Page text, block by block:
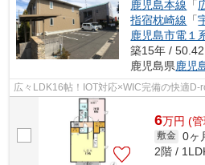
鹿児島本線 「
指宿枕崎線 「
鹿児島市電１
築15年 / 50.42
鹿児島県鹿児
広々LDK16帖！IOT対応×WIC完備の快適D-
6万円 (
敷金 0ヶ
2階 /